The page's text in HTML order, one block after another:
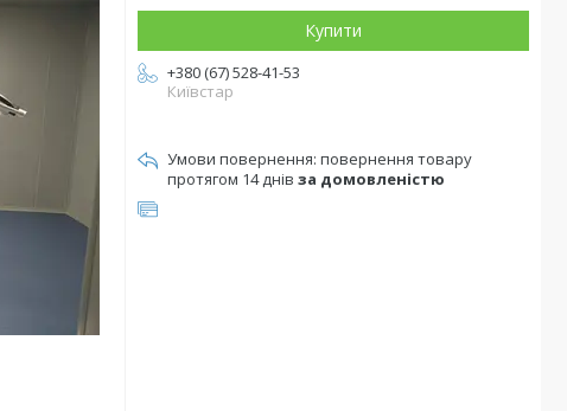
Купити
+380 (67) 528-41-53
Київстар
повернення товару
протягом 14 днів за домовленістю